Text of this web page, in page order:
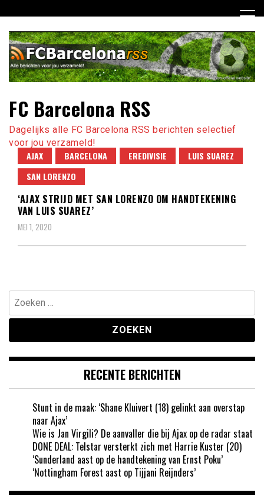
naar
inhoud
FC Barcelona RSS
Dagelijks alle FC Barcelona RSS berichten selectief
voor jou verzameld!
AJAX BARCELONA EREDIVISIE
LUIS SUAREZ
SAN LORENZO
‘AJAX STRIJD MET SAN LORENZO OM HANDTEKENING
VAN LUIS SUAREZ’
MEI 1, 2020
Zoeken
naar:
RECENTE BERICHTEN
Stunt in de maak: ‘Shane Kluivert (18) gelinkt aan overstap
naar Ajax’
Wie is Jan Virgili? De aanvaller die bij Ajax op de radar staat
DONE DEAL: Telstar versterkt zich met Harrie Kuster (20)
‘Sunderland aast op de handtekening van Ernst Poku’
‘Nottingham Forest aast op Tijjani Reijnders’